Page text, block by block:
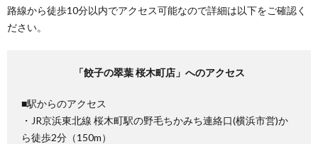
路線から徒歩10分以内でアクセス可能なので詳細は以下をご確認く
ださい。
「餃子の翠葉 桜木町店」へのアクセス
■駅からのアクセス
・JR京浜東北線 桜木町駅の野毛ちかみち連絡口(横浜市営)か
ら徒歩2分（150m）